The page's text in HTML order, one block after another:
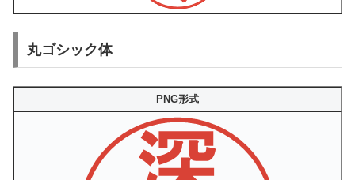
丸ゴシック体
PNG形式